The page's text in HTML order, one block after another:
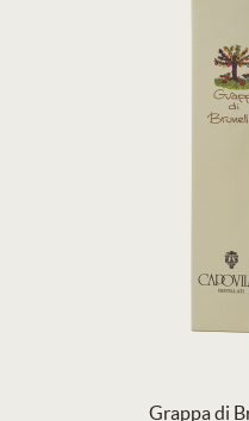
Grappa di